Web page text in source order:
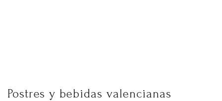
Postres y bebidas valencianas